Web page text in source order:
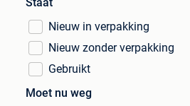
Nieuw in verpakking
Nieuw zonder verpakking
Gebruikt
Moet nu weg